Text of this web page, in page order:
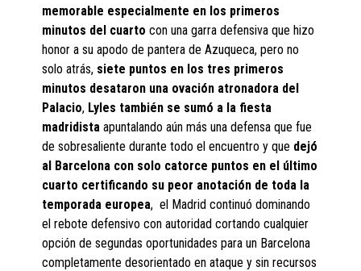
memorable especialmente en los primeros
minutos del cuarto con una garra defensiva que hizo
honor a su apodo de pantera de Azuqueca, pero no
solo atrás, siete puntos en los tres primeros
minutos desataron una ovación atronadora del
Palacio, Lyles también se sumó a la fiesta
madridista apuntalando aún más una defensa que fue
de sobresaliente durante todo el encuentro y que dejó
al Barcelona con solo catorce puntos en el último
cuarto certificando su peor anotación de toda la
temporada europea, el Madrid continuó dominando
el rebote defensivo con autoridad cortando cualquier
opción de segundas oportunidades para un Barcelona
completamente desorientado en ataque y sin recursos